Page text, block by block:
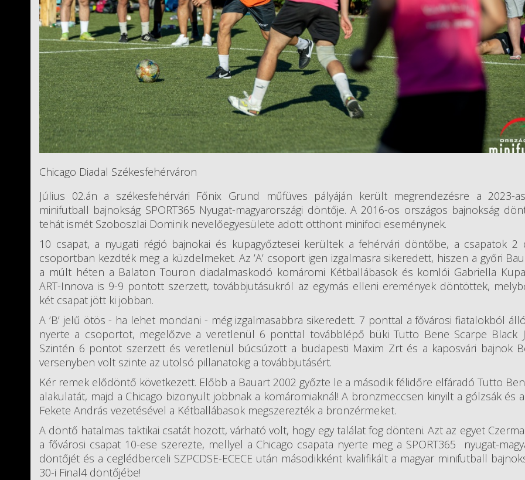
Chicago Diadal Székesfehérváron
Július 02.án a székesfehérvári Főnix Grund műfüves pályáján került megrendezésre a 2023-
minifutball bajnokság SPORT365 Nyugat-magyarországi döntője. A 2016-os országos bajnokság
tehát ismét Szoboszlai Dominik nevelőegyesülete adott otthont minifoci eseménynek.
10 csapat, a nyugati régió bajnokai és kupagyőztesei kerültek a fehérvári döntőbe, a csapatok
csoportban kezdték meg a küzdelmeket. Az ’A’ csoport igen izgalmasra sikeredett, hiszen a győri
a múlt héten a Balaton Touron diadalmaskodó komáromi Kétballábasok és komlói Gabriella
ART-Innova is 9-9 pontott szerzett, továbbjutásukról az egymás elleni eremények döntöttek,
két csapat jött ki jobban.
A ’B’ jelű ötös - ha lehet mondani - még izgalmasabbra sikeredett. 7 ponttal a fővárosi fiatalokból
nyerte a csoportot, megelőzve a veretlenül 6 ponttal továbblépő büki Tutto Bene Scarpe Black
Szintén 6 pontot szerzett és veretlenül búcsúzott a budapesti Maxim Zrt és a kaposvári bajnok
versenyben volt szinte az utolsó pillanatokig a továbbjutásért.
Kér remek elődöntő következett. Előbb a Bauart 2002 győzte le a második félidőre elfáradó Tutto
alakulatát, majd a Chicago bizonyult jobbnak a komáromiaknál! A bronzmeccsen kinyilt a gólzsák és
Fekete András vezetésével a Kétballábasok megszerezték a bronzérmeket.
A döntő hatalmas taktikai csatát hozott, várható volt, hogy egy találat fog dönteni. Azt az egyet
a fővárosi csapat 10-ese szerezte, mellyel a Chicago csapata nyerte meg a SPORT365 nyugat-
döntőjét és a ceglédberceli SZPCDSE-ECECE után másodikként kvalifikált a magyar minifutball
30-i Final4 döntőjébe!